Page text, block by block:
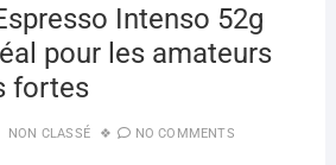
Intenso 52g
pour les amateurs
fortes
NON CLASSÉ NO COMMENTS